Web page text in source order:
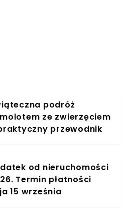
podróż
ze zwierzęciem
przewodnik
od nieruchomości
Termin płatności
15 września